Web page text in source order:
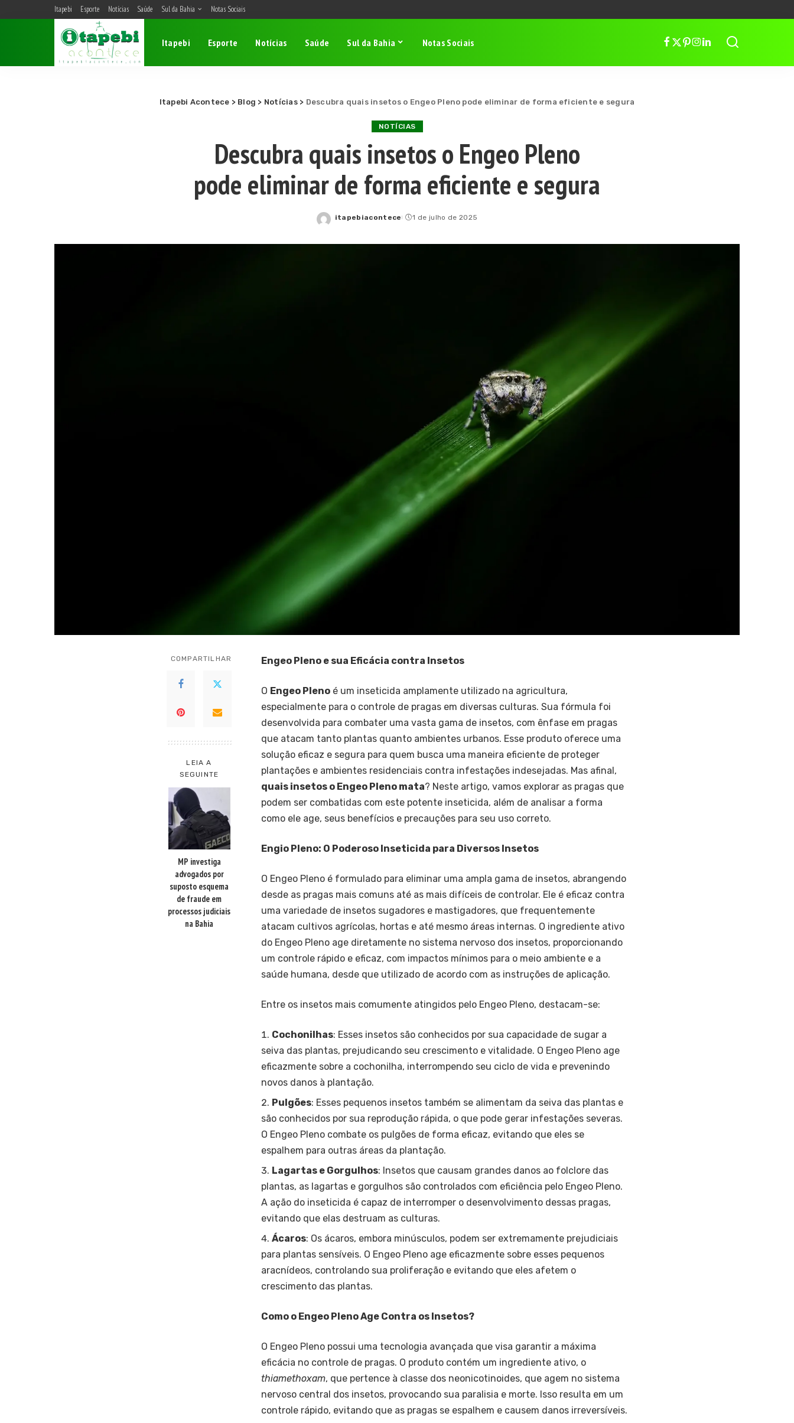
Itapebi Esporte Notícias Saúde Sul da Bahia
Camacan
Eunápolis
Itapebi
Notas Sociais
Itapebi Esporte Notícias Saúde Sul da Bahia Notas Sociais
Itapebi Acontece > Blog > Notícias> Descubra quais insetos o Engeo Pleno pode eliminar de forma eficiente e segura
NOTÍCIAS
Descubra quais insetos o Engeo Pleno
pode eliminar de forma eficiente e segura
Posted
itapebiacontece 1 de julho de 2025
COMPARTILHAR
LEIA A
SEGUINTE
MP investiga
advogados por
suposto esquema
de fraude em
processos judiciais
na Bahia
Engeo Pleno e sua Eficácia contra Insetos
O Engeo Pleno é um inseticida amplamente utilizado na agricultura,
especialmente para o controle de pragas em diversas culturas. Sua fórmula foi
desenvolvida para combater uma vasta gama de insetos, com ênfase em pragas
que atacam tanto plantas quanto ambientes urbanos. Esse produto oferece uma
solução eficaz e segura para quem busca uma maneira eficiente de proteger
plantações e ambientes residenciais contra infestações indesejadas. Mas afinal,
quais insetos o Engeo Pleno mata? Neste artigo, vamos explorar as pragas que
podem ser combatidas com este potente inseticida, além de analisar a forma
como ele age, seus benefícios e precauções para seu uso correto.
Engio Pleno: O Poderoso Inseticida para Diversos Insetos
O Engeo Pleno é formulado para eliminar uma ampla gama de insetos, abrangendo
desde as pragas mais comuns até as mais difíceis de controlar. Ele é eficaz contra
uma variedade de insetos sugadores e mastigadores, que frequentemente
atacam cultivos agrícolas, hortas e até mesmo áreas internas. O ingrediente ativo
do Engeo Pleno age diretamente no sistema nervoso dos insetos, proporcionando
um controle rápido e eficaz, com impactos mínimos para o meio ambiente e a
saúde humana, desde que utilizado de acordo com as instruções de aplicação.
Entre os insetos mais comumente atingidos pelo Engeo Pleno, destacam-se:
Cochonilhas: Esses insetos são conhecidos por sua capacidade de sugar a
seiva das plantas, prejudicando seu crescimento e vitalidade. O Engeo Pleno age
eficazmente sobre a cochonilha, interrompendo seu ciclo de vida e prevenindo
novos danos à plantação.
Pulgões: Esses pequenos insetos também se alimentam da seiva das plantas e
são conhecidos por sua reprodução rápida, o que pode gerar infestações severas.
O Engeo Pleno combate os pulgões de forma eficaz, evitando que eles se
espalhem para outras áreas da plantação.
Lagartas e Gorgulhos: Insetos que causam grandes danos ao folclore das
plantas, as lagartas e gorgulhos são controlados com eficiência pelo Engeo Pleno.
A ação do inseticida é capaz de interromper o desenvolvimento dessas pragas,
evitando que elas destruam as culturas.
Ácaros: Os ácaros, embora minúsculos, podem ser extremamente prejudiciais
para plantas sensíveis. O Engeo Pleno age eficazmente sobre esses pequenos
aracnídeos, controlando sua proliferação e evitando que eles afetem o
crescimento das plantas.
Como o Engeo Pleno Age Contra os Insetos?
O Engeo Pleno possui uma tecnologia avançada que visa garantir a máxima
eficácia no controle de pragas. O produto contém um ingrediente ativo, o
thiamethoxam, que pertence à classe dos neonicotinoides, que agem no sistema
nervoso central dos insetos, provocando sua paralisia e morte. Isso resulta em um
controle rápido, evitando que as pragas se espalhem e causem danos irreversíveis.